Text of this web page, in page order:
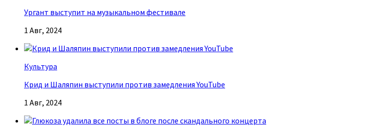
Ургант выступит на музыкальном фестивале
1 Авг, 2024
Культура
Крид и Шаляпин выступили против замедления YouTube
1 Авг, 2024